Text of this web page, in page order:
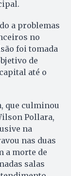
a problemas
no
foi tomada
de
até o
que culminou
Pollara,
na
nas duas
a morte de
salas